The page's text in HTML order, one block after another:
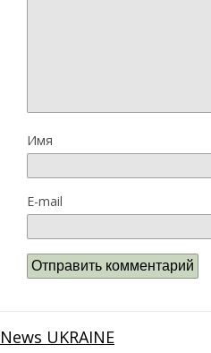
Имя
E-mail
News UKRAINE